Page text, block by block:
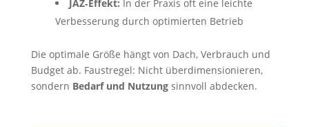
JAZ‑Effekt: In der Praxis oft eine leichte
Verbesserung durch optimierten Betrieb
Die optimale Größe hängt von Dach, Verbrauch und
Budget ab. Faustregel: Nicht überdimensionieren,
sondern Bedarf und Nutzungsinnvoll abdecken.